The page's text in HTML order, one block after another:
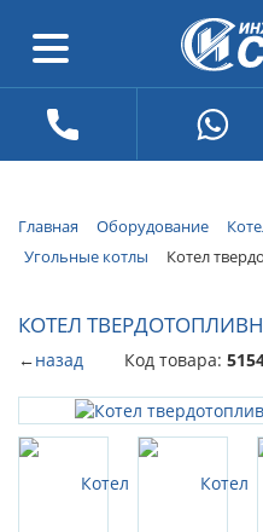
Главная Оборудование
Угольные котлы
Котел
КОТЕЛ
←назад Код товара: